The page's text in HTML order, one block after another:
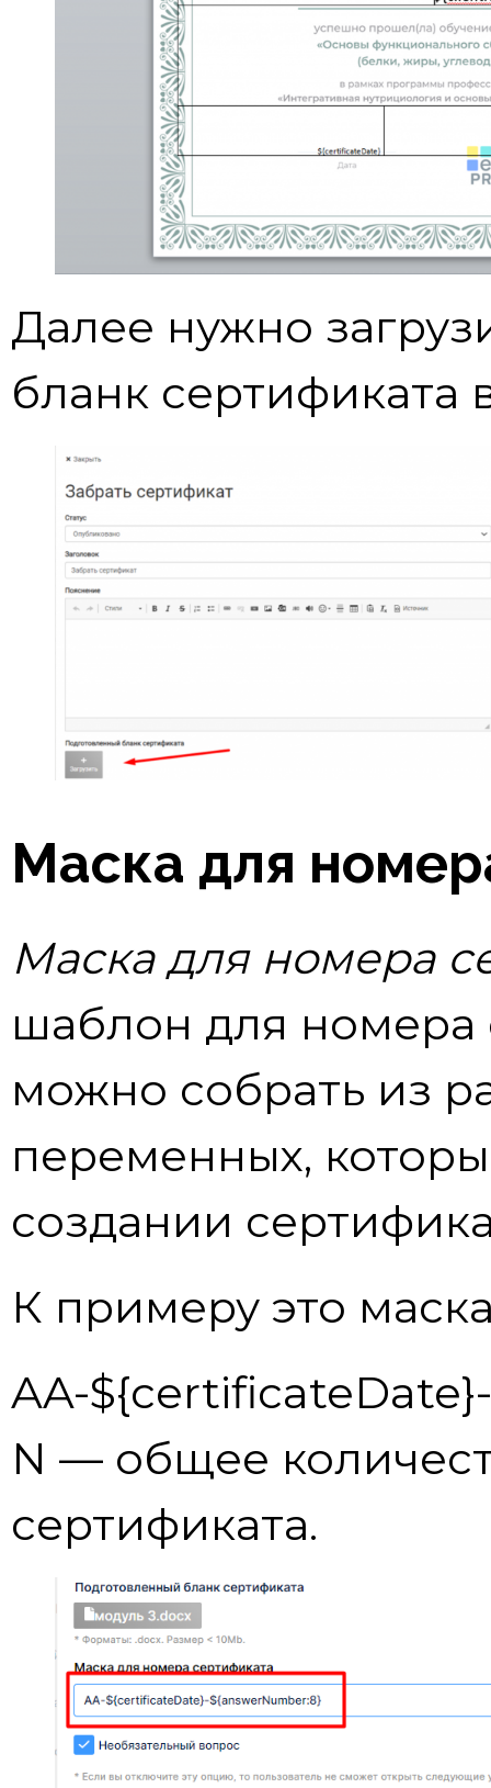
Далее нужно
бланк сертификата
Маска для
Маска для номера
шаблон для номера
можно собрать из
переменных,
создании
К примеру это
AA-
N — общее
сертификата.